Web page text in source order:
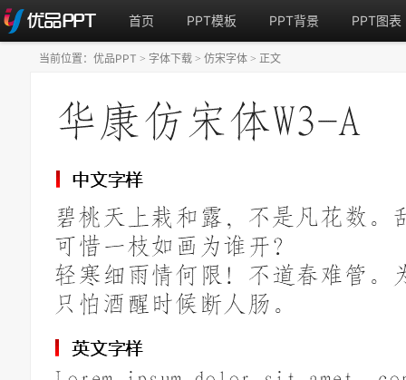
首页 PPT模板 PPT背景 PPT图表
当前位置： 优品PPT > 字体下载 > 仿宋字体 > 正文